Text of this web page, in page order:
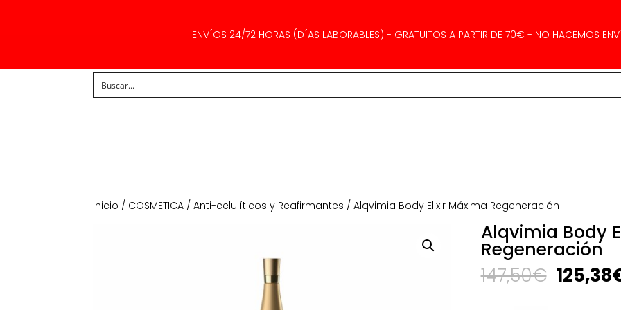
ENVÍOS 24/72 HORAS (DÍAS LABORABLES) - GRATUITOS A PARTIR DE 70€ - NO HACEMOS
Inicio / COSMETICA /Anti-celulíticos y Reafirmantes / Alqvimia Body Elixir Máxima Regeneración
Alqvimia Body
Regeneración
147,50€ El
precio
125,38